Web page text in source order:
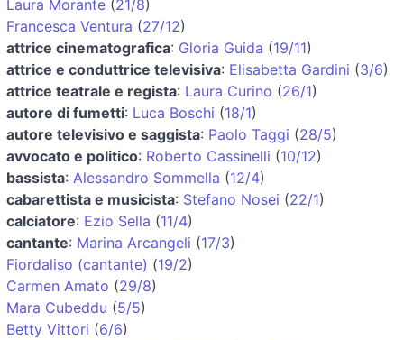
Laura Morante (21/8)
Francesca Ventura (27/12)
attrice cinematografica: Gloria Guida (19/11)
attrice e conduttrice televisiva: Elisabetta Gardini (3/6)
attrice teatrale e regista: Laura Curino (26/1)
autore di fumetti: Luca Boschi (18/1)
autore televisivo e saggista: Paolo Taggi (28/5)
avvocato e politico: Roberto Cassinelli (10/12)
bassista: Alessandro Sommella (12/4)
cabarettista e musicista: Stefano Nosei (22/1)
calciatore: Ezio Sella (11/4)
cantante: Marina Arcangeli (17/3)
Fiordaliso (cantante) (19/2)
Carmen Amato (29/8)
Mara Cubeddu (5/5)
Betty Vittori (6/6)